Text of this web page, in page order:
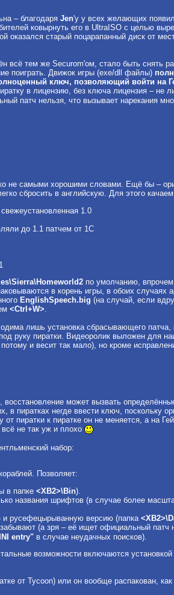
– благодаря Jen'y у всех желающих
ковырнуть его в UltraISO с целью
оказался старый поцарапанный диск от
тем же Securom'ом, стало быть снять
поиграть. Движок игры (exe/dll файлы)
ключ, позволяющий войти на
в лицензию, без ключа лицензия – не
патч нельзя, что вызывает нарекания
не самыми хорошими словами. Ещё бы –
сбросить в английскую. Для этого
1.0
до 1.1 патчем от 1С
по умолчанию,
в корень игры, в обоих случаях
EnglishSpeech.big (на случай, если
<Ctrl+W>
лишь установка сбрасывающего патча,
руку пиратки. Видеоролик выложен для
и весит так мало), но кроме
может вызвать
пиратках негде ввести ключ, поскольку
пиратки к пиратке он не меняется, а на
не так уж и плохо
набор:
Позволяет:
в папке <ХВ2>\Bin).
названия шрифтов (в случае более
и русефецырыванную версию (папка
(а зря – её ищет официальный патч
entry" в случае неудачных поисков).
возможности включаются
от Tycoon) или он вообще распакован,